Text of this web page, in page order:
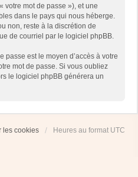
votre mot de passe »), et une
dans le pays qui nous héberge.
non, reste à la discrétion de
de courriel par le logiciel phpBB.
passe est le moyen d’accès à votre
mot de passe. Si vous oubliez
le logiciel phpBB générera un
les cookies Heures au format UTC